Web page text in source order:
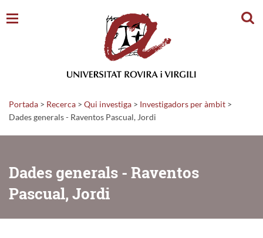
Portada > Recerca > Qui investiga > Investigadors per àmbit >
Dades generals - Raventos Pascual, Jordi
Dades generals - Raventos
Pascual, Jordi